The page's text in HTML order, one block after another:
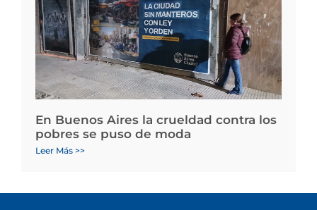
En Buenos Aires la crueldad contra los
pobres se puso de moda
Leer Más >>